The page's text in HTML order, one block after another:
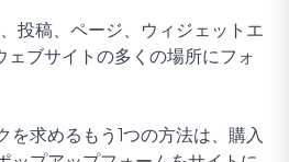
投稿、ページ、ウィジェットエ
ェブサイトの多くの場所にフォ
を求めるもう1つの方法は、購入